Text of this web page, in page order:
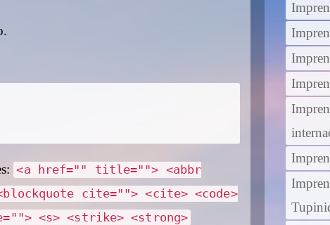
<a href="" title=""> <abbr
cite=""> <cite> <code>
<s> <strike> <strong>